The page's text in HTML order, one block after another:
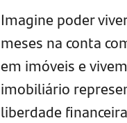
Imagine poder
meses na conta
em imóveis e
imobiliário
liberdade